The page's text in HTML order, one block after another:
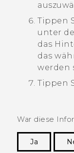
Tippen
unter
das
das
werden
Tippen
War diese
Ja